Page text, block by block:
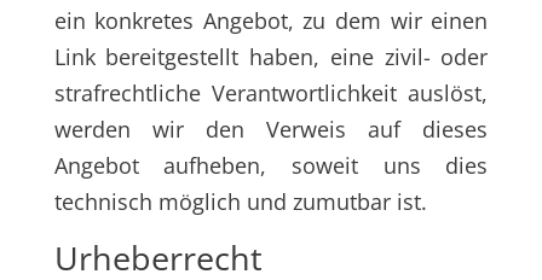
ein konkretes Angebot, zu dem wir einen
Link bereitgestellt haben, eine zivil- oder
strafrechtliche Verantwortlichkeit auslöst,
werden wir den Verweis auf dieses
Angebot aufheben, soweit uns dies
technisch möglich und zumutbar ist.
Urheberrecht